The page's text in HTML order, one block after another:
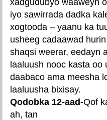
iyo sawirrada dadka
xogtooda – yaanu ka
usheeg cadaawad
shaqsi weerar, eedayn
laaluush nooc kasta oo
daabaco ama meesha
laaluusha bixisay.
Qodobka 12-aad-Qof
ah, tan